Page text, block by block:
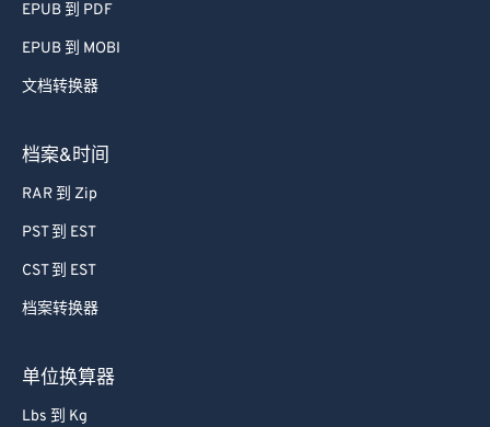
EPUB 到 PDF
EPUB 到 MOBI
文档转换器
档案&时间
RAR 到 Zip
PST 到 EST
CST 到 EST
档案转换器
单位换算器
Lbs 到 Kg